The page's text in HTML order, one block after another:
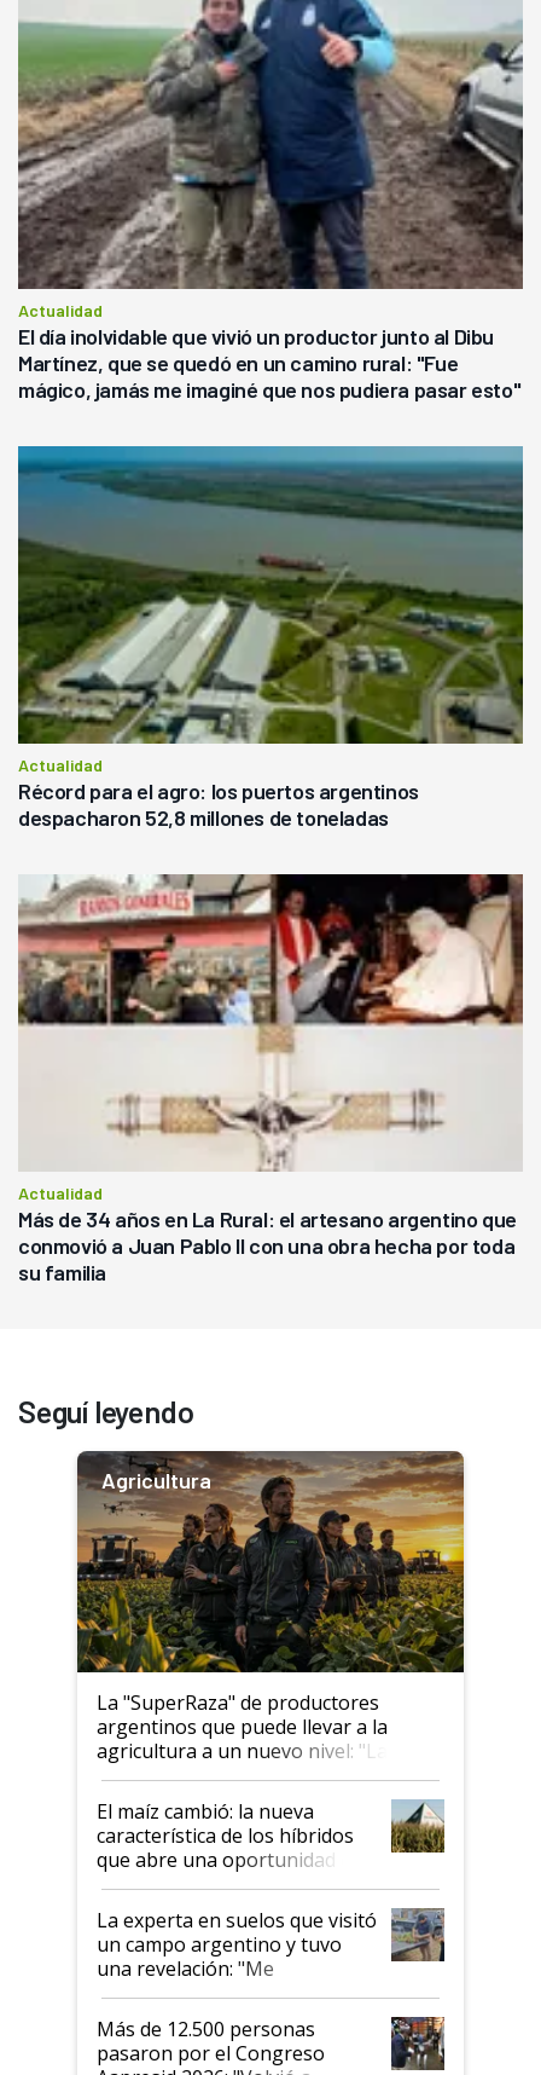
Actualidad
El día inolvidable que vivió un productor junto al Dibu
Martínez, que se quedó en un camino rural: "Fue
mágico, jamás me imaginé que nos pudiera pasar esto"
Actualidad
Récord para el agro: los puertos argentinos
despacharon 52,8 millones de toneladas
Actualidad
Más de 34 años en La Rural: el artesano argentino que
conmovió a Juan Pablo II con una obra hecha por toda
su familia
Seguí leyendo
Agricultura
La "SuperRaza" de productores
argentinos que puede llevar a la
agricultura a un nuevo nivel: "Las
posibilidades de crecimiento son
infinitas"
El maíz cambió: la nueva
característica de los híbridos
que abre una oportunidad en
el lote
La experta en suelos que visitó
un campo argentino y tuvo
una revelación: "Me
impresionó mucho"
Más de 12.500 personas
pasaron por el Congreso